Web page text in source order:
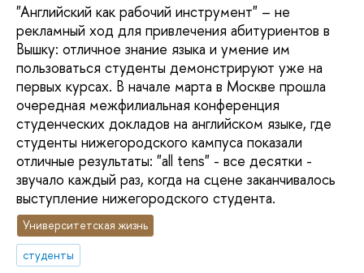
"Английский как рабочий инструмент" – не
рекламный ход для привлечения абитуриентов в
Вышку: отличное знание языка и умение им
пользоваться студенты демонстрируют уже на
первых курсах. В начале марта в Москве прошла
очередная межфилиальная конференция
студенческих докладов на английском языке, где
студенты нижегородского кампуса показали
отличные результаты: "all tens" - все десятки -
звучало каждый раз, когда на сцене заканчивалось
выступление нижегородского студента.
Университетская жизнь
студенты